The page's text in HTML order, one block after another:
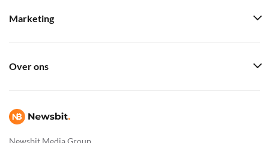
Newsbit Media Group
Marketing
Over ons